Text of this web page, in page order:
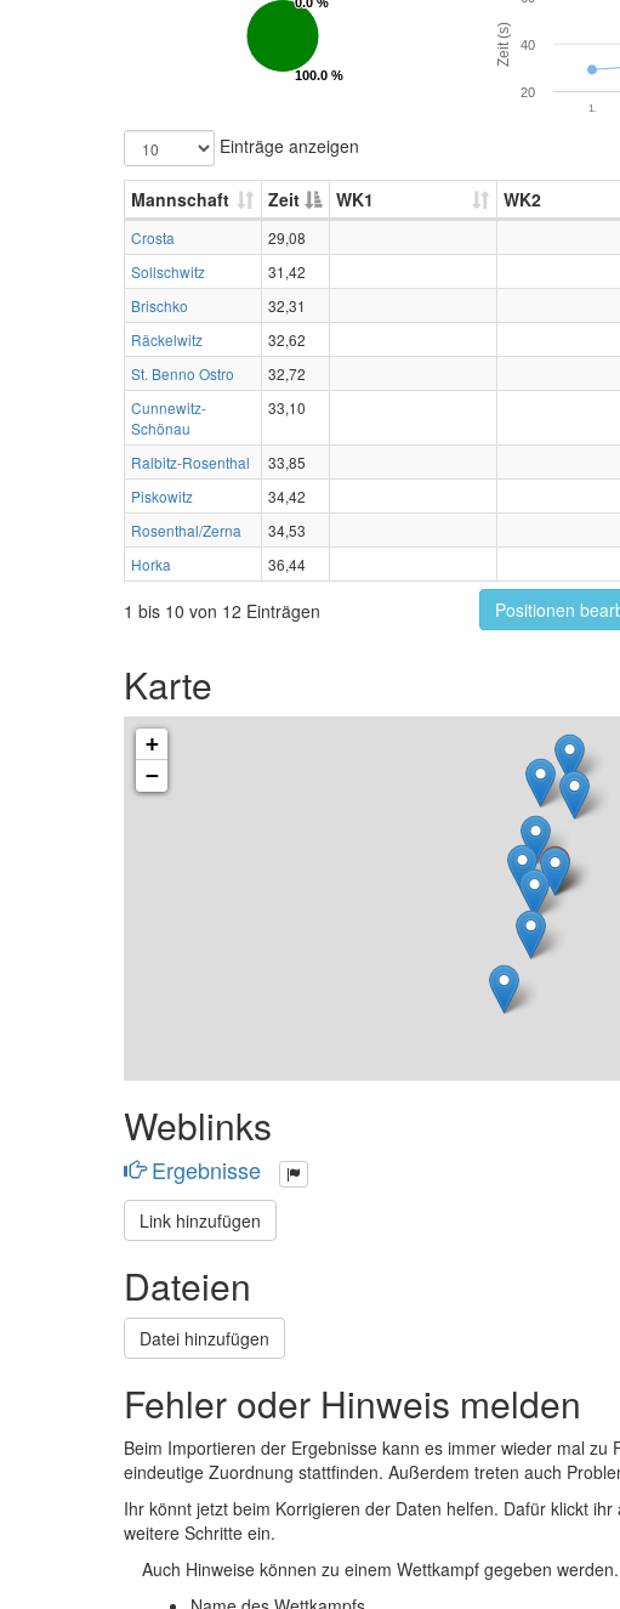
100.0 %
100.0 %
Zeit (s)
1.
20
40
Einträge anzeigen
Mannschaft Zeit WK1 WK2
Crosta
29,08
Sollschwitz
31,42
Brischko
32,31
Räckelwitz
32,62
St. Benno Ostro
32,72
Cunnewitz-
Schönau
33,10
Ralbitz-Rosenthal
33,85
Piskowitz
34,42
Rosenthal/Zerna
34,53
Horka
36,44
1 bis 10 von 12 Einträgen Positionen
Karte
+
−
Weblinks
Ergebnisse
Link hinzufügen
Dateien
Datei hinzufügen
Fehler oder Hinweis melden
Beim Importieren der Ergebnisse kann es immer wieder mal
eindeutige Zuordnung stattfinden. Außerdem treten auch
Ihr könnt jetzt beim Korrigieren der Daten helfen. Dafür klickt
weitere Schritte ein.
Auch Hinweise können zu einem Wettkampf gegeben